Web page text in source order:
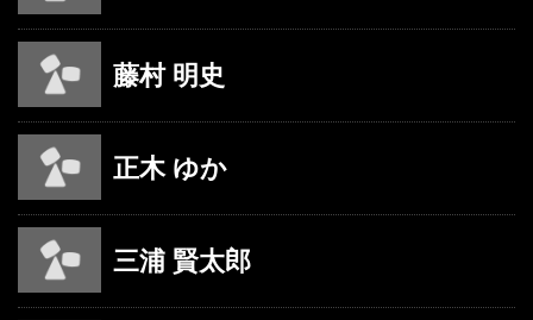
藤村 明史
正木 ゆか
三浦 賢太郎